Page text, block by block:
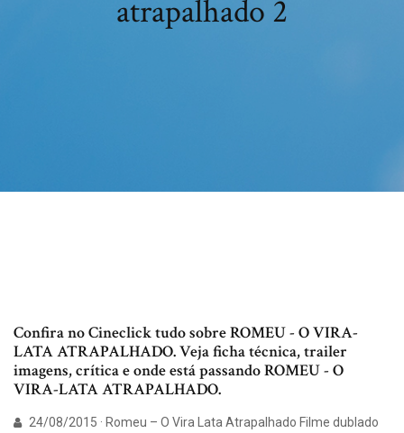
atrapalhado 2
Confira no Cineclick tudo sobre ROMEU - O VIRA-
LATA ATRAPALHADO. Veja ficha técnica, trailer
imagens, crítica e onde está passando ROMEU - O
VIRA-LATA ATRAPALHADO.
24/08/2015 · Romeu – O Vira Lata Atrapalhado Filme dublado